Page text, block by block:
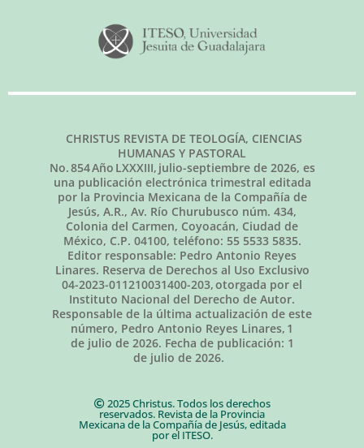
CHRISTUS REVISTA DE TEOLOGÍA, CIENCIAS
HUMANAS Y PASTORAL
No.854Año LXXXIII, julio-septiembre de 2026, es
una publicación electrónica trimestral editada
por la Provincia Mexicana de la Compañía de
Jesús, A.R., Av. Río Churubusco núm. 434,
Colonia del Carmen, Coyoacán, Ciudad de
México, C.P. 04100, teléfono: 55 5533 5835.
Editor responsable: Pedro Antonio Reyes
Linares. Reserva de Derechos al Uso Exclusivo
04-2023-011210031400-203, otorgada por el
Instituto Nacional del Derecho de Autor.
Responsable de la última actualización de este
número, Pedro Antonio Reyes Linares, 1
de julio de 2026. Fecha de publicación: 1
de julio de 2026.
2025 Christus. Todos los derechos
reservados. Revista de la Provincia
Mexicana de la Compañía de Jesús, editada
por el ITESO.